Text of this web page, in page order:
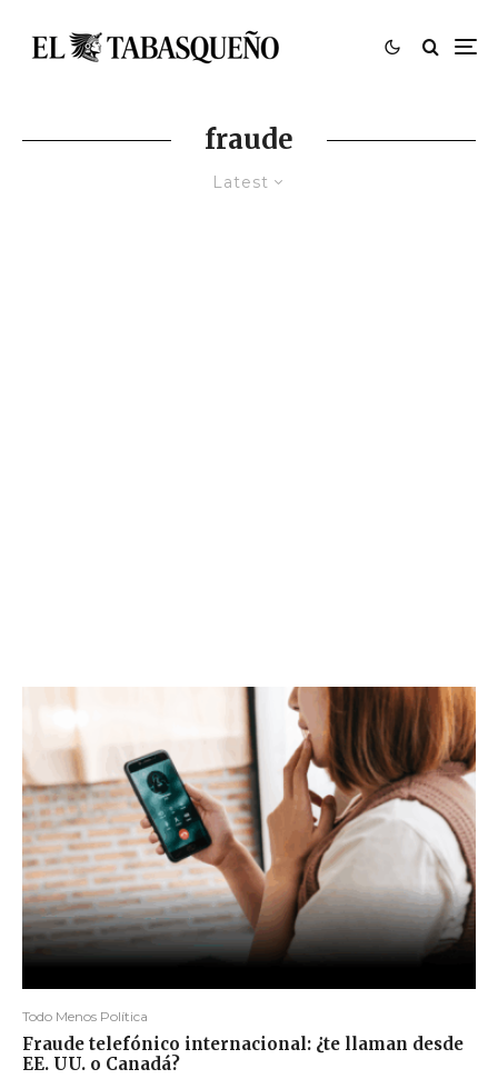
fraude
Latest
Todo Menos Política
Fraude telefónico internacional: ¿te llaman desde
EE. UU. o Canadá?